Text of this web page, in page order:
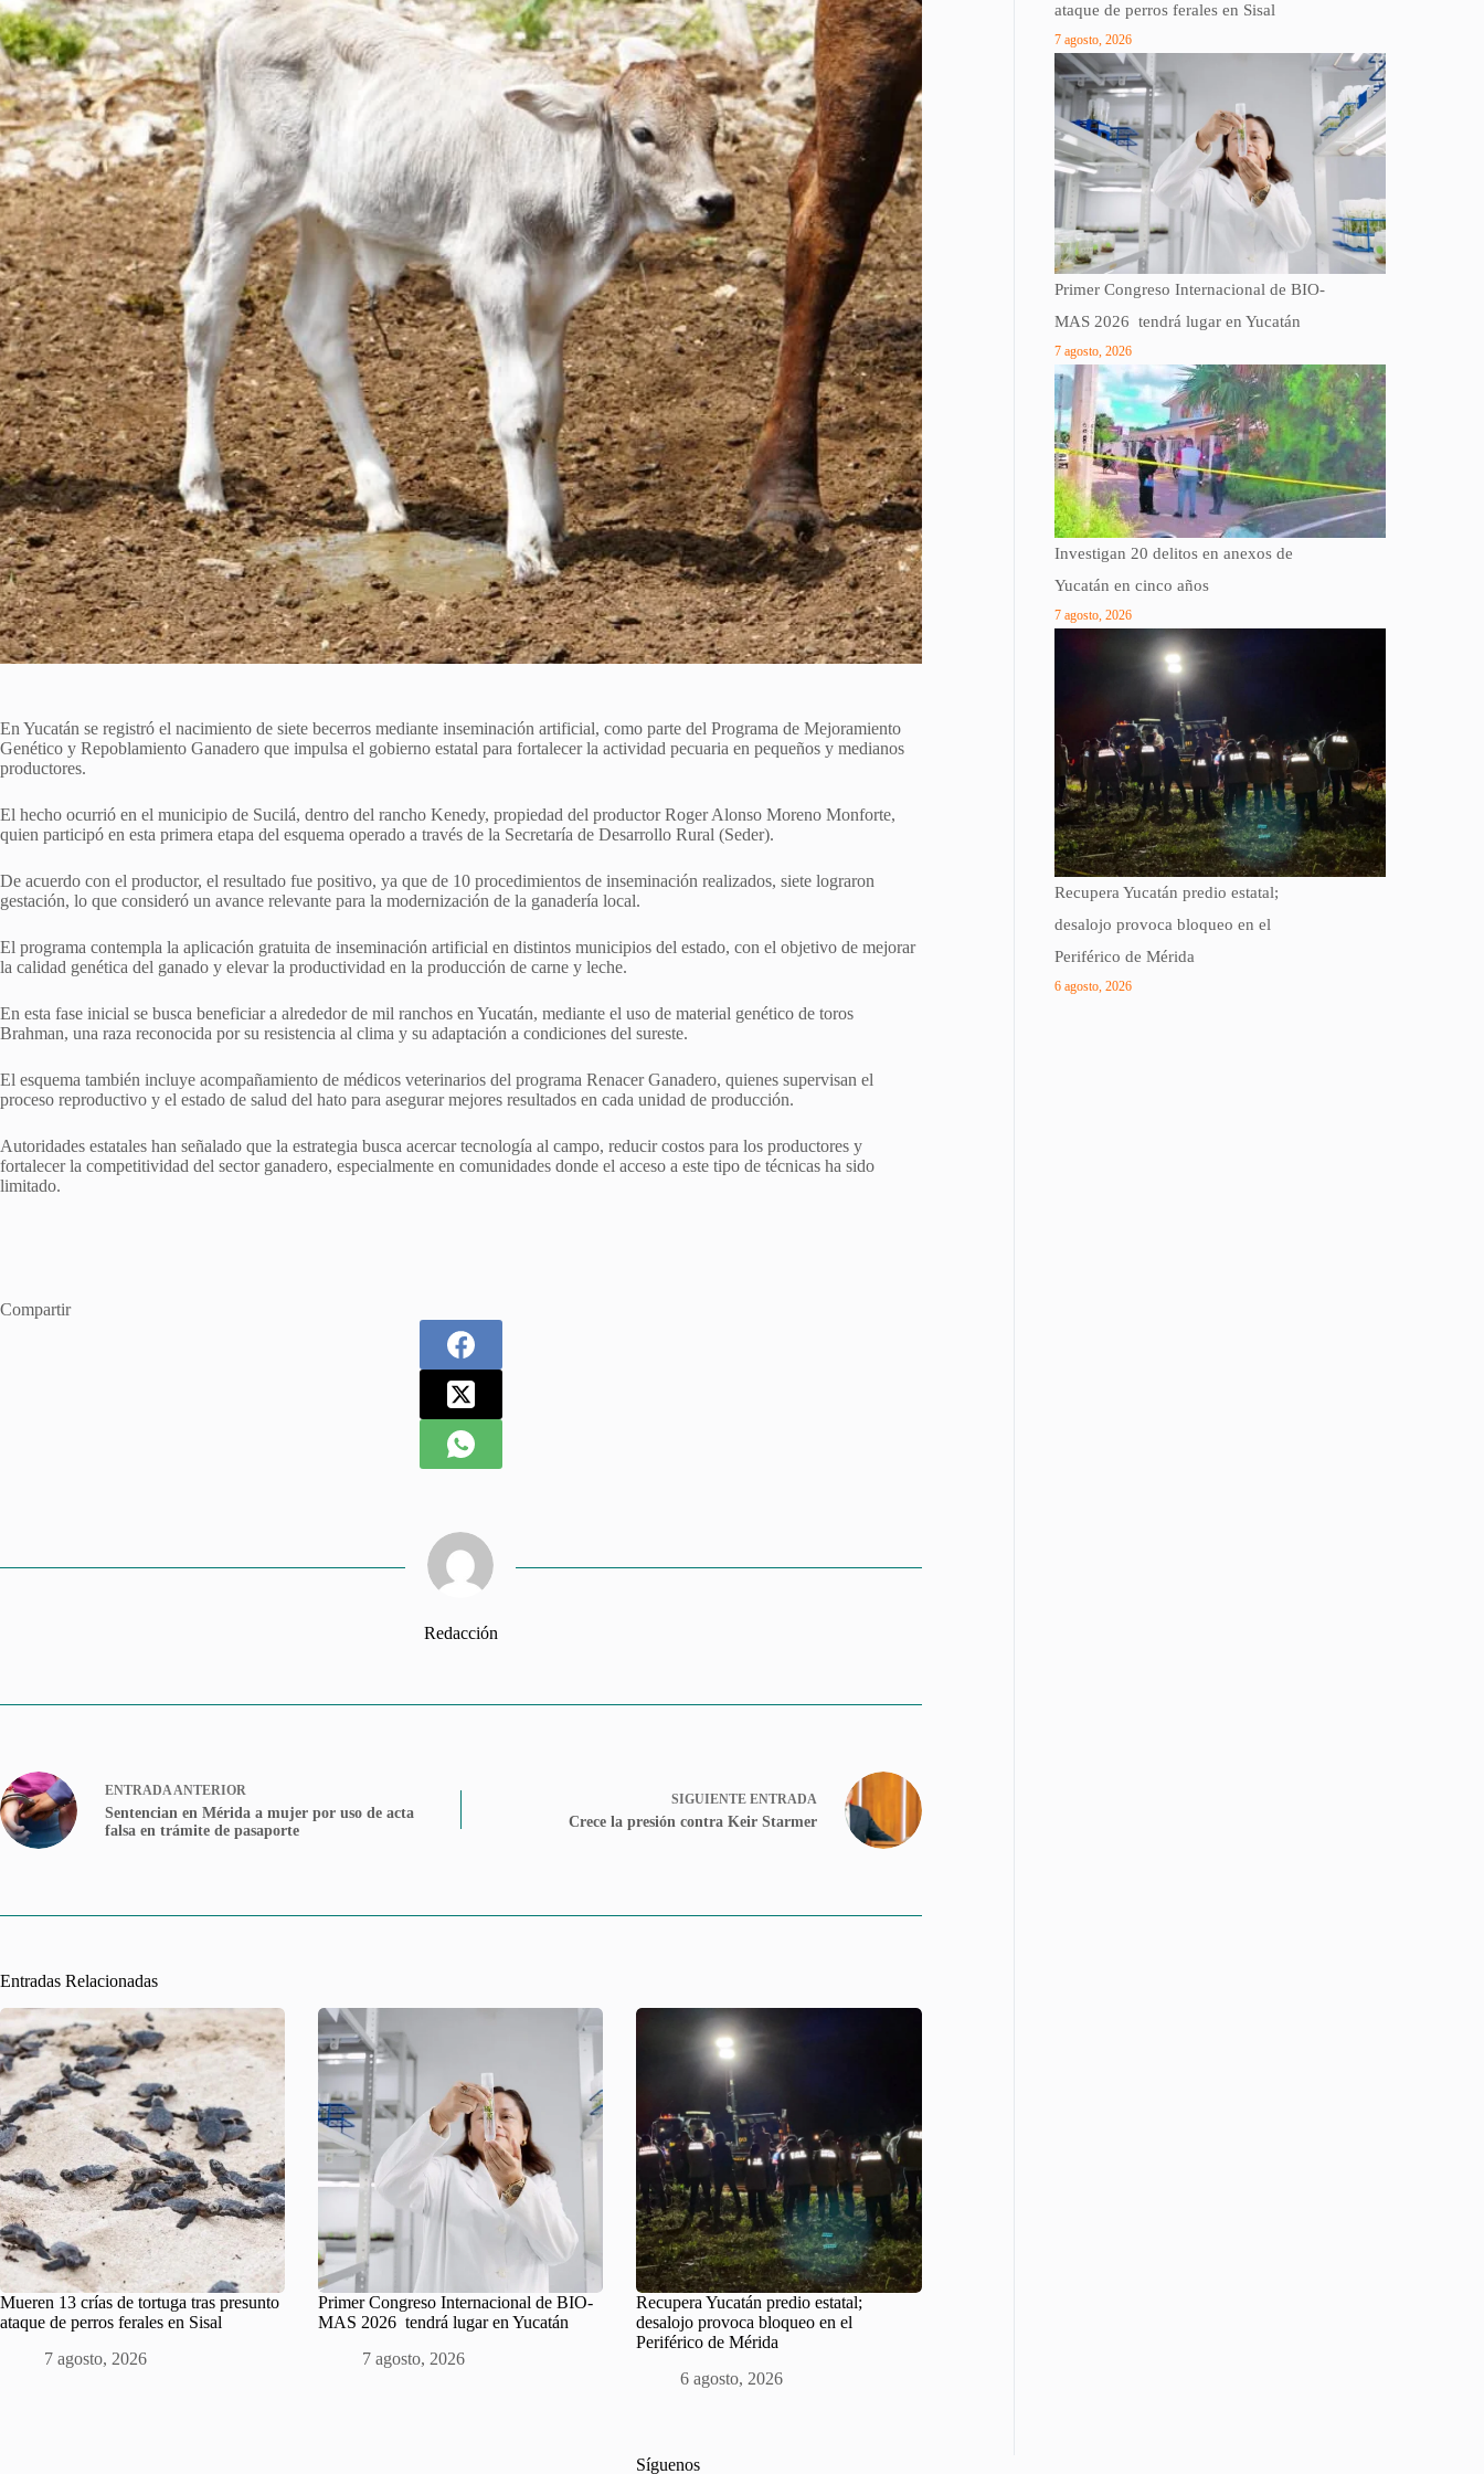
En Yucatán se registró el nacimiento de siete becerros mediante inseminación artificial, como parte del Programa de Mejoramiento
Genético y Repoblamiento Ganadero que impulsa el gobierno estatal para fortalecer la actividad pecuaria en pequeños y medianos
productores.
El hecho ocurrió en el municipio de Sucilá, dentro del rancho Kenedy, propiedad del productor Roger Alonso Moreno Monforte,
quien participó en esta primera etapa del esquema operado a través de la Secretaría de Desarrollo Rural (Seder).
De acuerdo con el productor, el resultado fue positivo, ya que de 10 procedimientos de inseminación realizados, siete lograron
gestación, lo que consideró un avance relevante para la modernización de la ganadería local.
El programa contempla la aplicación gratuita de inseminación artificial en distintos municipios del estado, con el objetivo de mejorar
la calidad genética del ganado y elevar la productividad en la producción de carne y leche.
En esta fase inicial se busca beneficiar a alrededor de mil ranchos en Yucatán, mediante el uso de material genético de toros
Brahman, una raza reconocida por su resistencia al clima y su adaptación a condiciones del sureste.
El esquema también incluye acompañamiento de médicos veterinarios del programa Renacer Ganadero, quienes supervisan el
proceso reproductivo y el estado de salud del hato para asegurar mejores resultados en cada unidad de producción.
Autoridades estatales han señalado que la estrategia busca acercar tecnología al campo, reducir costos para los productores y
fortalecer la competitividad del sector ganadero, especialmente en comunidades donde el acceso a este tipo de técnicas ha sido
limitado.
Compartir
Redacción
ENTRADAANTERIOR
Sentencian en Mérida a mujer por uso de acta
falsa en trámite de pasaporte
SIGUIENTE ENTRADA
Crece la presión contra Keir Starmer
Entradas Relacionadas
Mueren 13 crías de tortuga tras presunto
ataque de perros ferales en Sisal
7 agosto, 2026
Primer Congreso Internacional de BIO-
MAS 2026 tendrá lugar en Yucatán
7 agosto, 2026
Recupera Yucatán predio estatal;
desalojo provoca bloqueo en el
Periférico de Mérida
6 agosto, 2026
ataque de perros ferales en Sisal
7 agosto, 2026
Primer Congreso Internacional de BIO-
MAS 2026 tendrá lugar en Yucatán
7 agosto, 2026
Investigan 20 delitos en anexos de
Yucatán en cinco años
7 agosto, 2026
Recupera Yucatán predio estatal;
desalojo provoca bloqueo en el
Periférico de Mérida
6 agosto, 2026
Síguenos